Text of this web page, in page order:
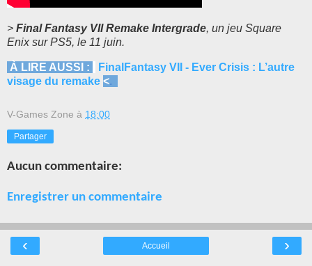
> Final Fantasy VII Remake Intergrade, un jeu Square
Enix sur PS5, le 11 juin.
À LIRE AUSSI :
FinalFantasy VII - Ever Crisis : L’autre
visage du remake <.
V-Games Zone à 18:00
Partager
Aucun commentaire:
Enregistrer un commentaire
‹ ›
Accueil